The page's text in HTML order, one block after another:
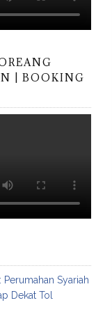
| BOOKING
Perumahan Syariah
Dekat Tol